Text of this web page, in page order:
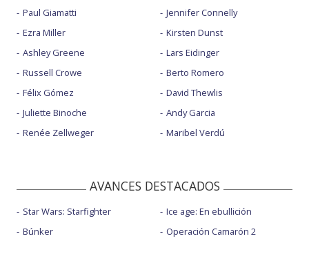
Paul Giamatti
Ezra Miller
Ashley Greene
Russell Crowe
Félix Gómez
Juliette Binoche
Renée Zellweger
Jennifer Connelly
Kirsten Dunst
Lars Eidinger
Berto Romero
David Thewlis
Andy Garcia
Maribel Verdú
AVANCES DESTACADOS
Star Wars: Starfighter
Búnker
Ice age: En ebullición
Operación Camarón 2